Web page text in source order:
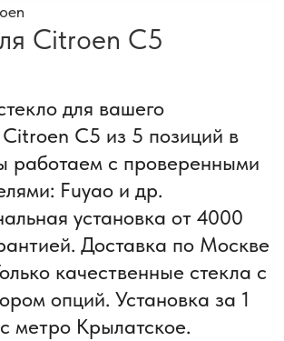
Citroen C5
для вашего
C5 из 5 позиций в
работаем с проверенными
Fuyao и др.
установка от 4000
Доставка по Москве
качественные стекла с
опций. Установка за 1
метро Крылатское.